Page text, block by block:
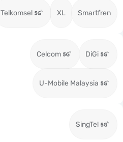
Telkomsel XL Smartfren
Celcom DiGi
U-Mobile Malaysia
SingTel